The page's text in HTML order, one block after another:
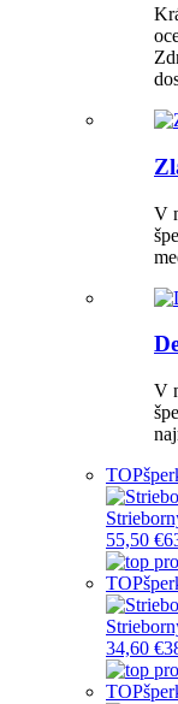
V
V
TOP
55,50 €
TOP
34,60 €
TOP